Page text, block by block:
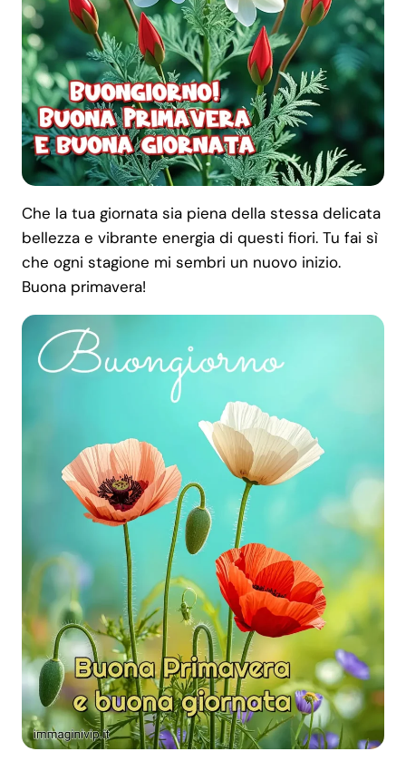
Che la tua giornata sia piena della stessa delicata
bellezza e vibrante energia di questi fiori. Tu fai sì
che ogni stagione mi sembri un nuovo inizio.
Buona primavera!